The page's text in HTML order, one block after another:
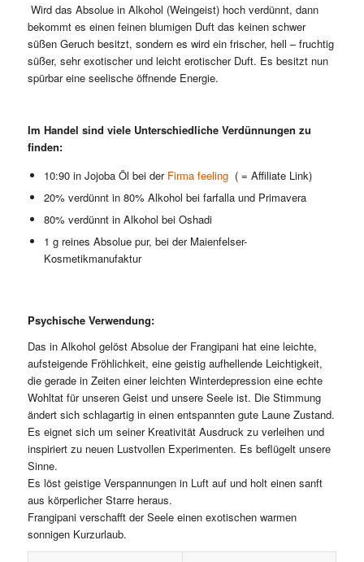
Wird das Absolue in Alkohol (Weingeist) hoch verdünnt, dann
bekommt es einen feinen blumigen Duft das keinen schwer
süßen Geruch besitzt, sondern es wird ein frischer, hell – fruchtig
süßer, sehr exotischer und leicht erotischer Duft. Es besitzt nun
spürbar eine seelische öffnende Energie.
Im Handel sind viele Unterschiedliche Verdünnungen zu
finden:
10:90 in Jojoba Öl bei der Firma feeling( = Affiliate Link)
20% verdünnt in 80% Alkohol bei farfalla und Primavera
80% verdünnt in Alkohol bei Oshadi
1 g reines Absolue pur, bei der Maienfelser-
Kosmetikmanufaktur
Psychische Verwendung:
Das in Alkohol gelöst Absolue der Frangipani hat eine leichte,
aufsteigende Fröhlichkeit, eine geistig aufhellende Leichtigkeit,
die gerade in Zeiten einer leichten Winterdepression eine echte
Wohltat für unseren Geist und unsere Seele ist. Die Stimmung
ändert sich schlagartig in einen entspannten gute Laune Zustand.
Es eignet sich um seiner Kreativität Ausdruck zu verleihen und
inspiriert zu neuen Lustvollen Experimenten. Es beflügelt unsere
Sinne.
Es löst geistige Verspannungen in Luft auf und holt einen sanft
aus körperlicher Starre heraus.
Frangipani verschafft der Seele einen exotischen warmen
sonnigen Kurzurlaub.